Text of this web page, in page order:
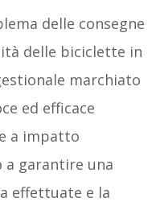
delle consegne
delle biciclette in
marchiato
ed efficace
a impatto
a garantire una
effettuate e la